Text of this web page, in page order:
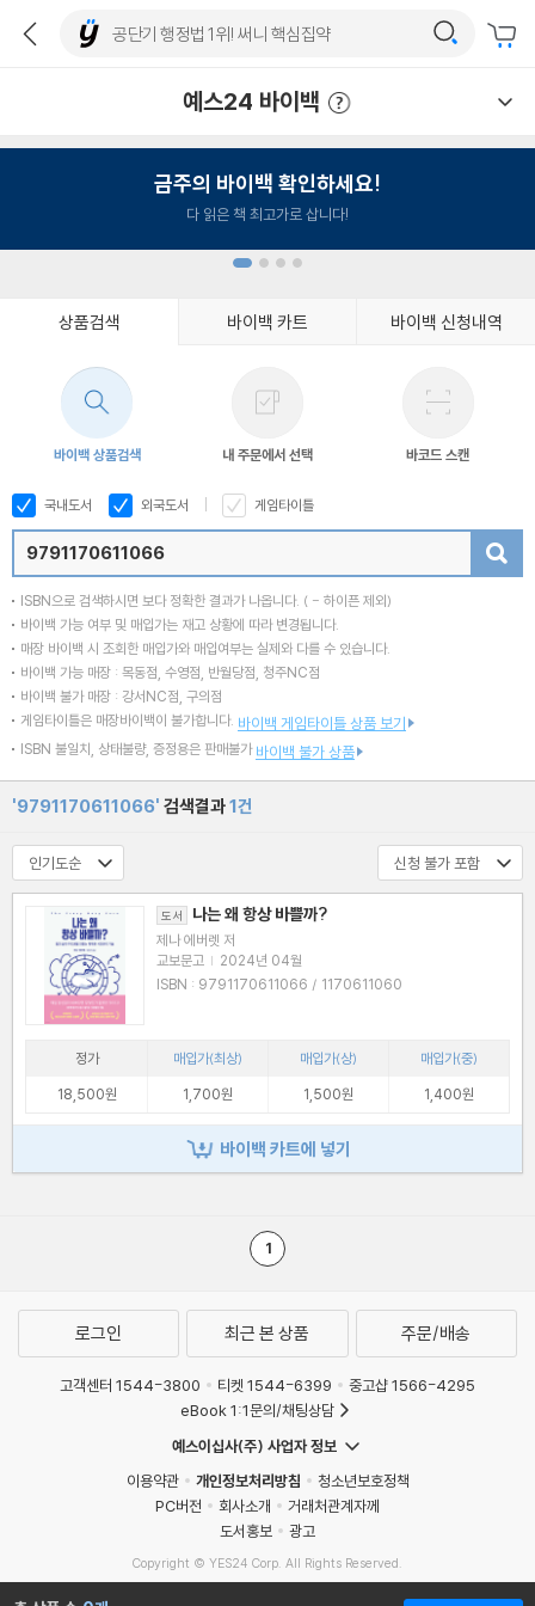
예스24 바이백
금주의 바이백 확인하세요!
다 읽은 책 최고가로 삽니다!
상품검색 바이백 카트 바이백 신청내역
바이백 상품검색 내 주문에서 선택 바코드 스캔
국내도서 외국도서 게임타이틀
ISBN으로 검색하시면 보다 정확한 결과가 나옵니다. ( - 하이픈 제외)
바이백 가능 여부 및 매입가는 재고 상황에 따라 변경됩니다.
매장 바이백 시 조회한 매입가와 매입여부는 실제와 다를 수 있습니다.
바이백 가능 매장 : 목동점, 수영점, 반월당점, 청주NC점
바이백 불가 매장 : 강서NC점, 구의점
게임타이틀은 매장바이백이 불가합니다. 바이백 게임타이틀 상품 보기
ISBN 불일치, 상태불량, 증정용은 판매불가 바이백 불가 상품
'9791170611066' 검색결과1건
도서 나는 왜 항상 바쁠까?
제나 에버렛 저
교보문고 | 2024년 04월
ISBN : 9791170611066 / 1170611060
정가 매입가(최상) 매입가(상)
매입가(중)
18,500원
1,700원 1,500원 1,400원
바이백 카트에 넣기
1
로그인 최근 본 상품 주문/배송
고객센터 1544-3800 티켓 1544-6399
중고샵 1566-4295
eBook 1:1문의/채팅상담
예스이십사(주) 사업자 정보
이용약관
개인정보처리방침
청소년보호정책
PC버전
회사소개
거래처관계자께
도서홍보
광고
Copyright © YES24 Corp. All Rights Reserved.
MATOM16